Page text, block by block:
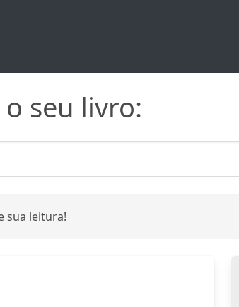
seu livro:
sua leitura!